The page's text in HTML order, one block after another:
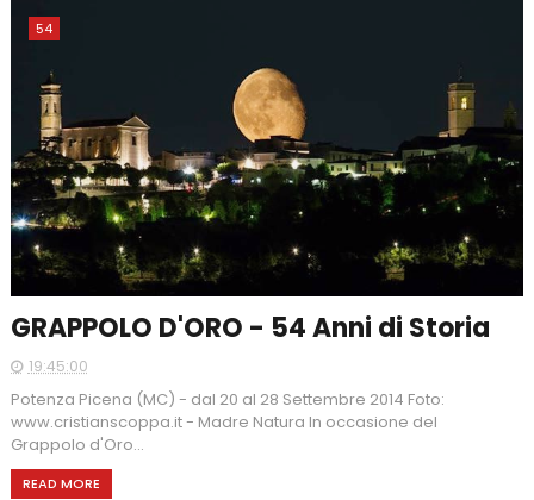
54
GRAPPOLO D'ORO - 54 Anni di Storia
19:45:00
Potenza Picena (MC) - dal 20 al 28 Settembre 2014 Foto:
www.cristianscoppa.it - Madre Natura In occasione del
Grappolo d'Oro...
READ MORE